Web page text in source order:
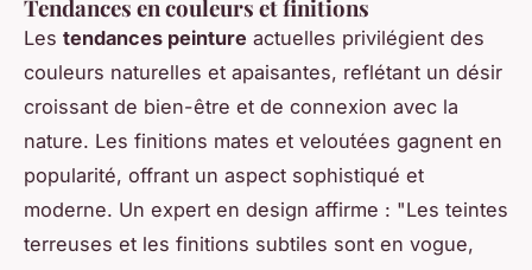
Tendances en couleurs et finitions
Les tendances peinture actuelles privilégient des
couleurs naturelles et apaisantes, reflétant un désir
croissant de bien-être et de connexion avec la
nature. Les finitions mates et veloutées gagnent en
popularité, offrant un aspect sophistiqué et
moderne. Un expert en design affirme : "Les teintes
terreuses et les finitions subtiles sont en vogue,